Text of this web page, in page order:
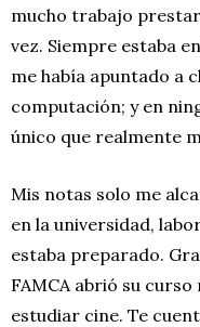
mucho trabajo
vez. Siempre estaba
me había apuntado a
computación; y en
único que realmente
Mis notas solo me
en la universidad,
estaba preparado.
FAMCA abrió su
estudiar cine. Te